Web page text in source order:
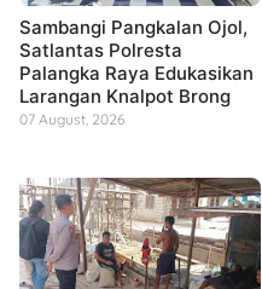
Sambangi Pangkalan Ojol,
Satlantas Polresta
Palangka Raya Edukasikan
Larangan Knalpot Brong
07 August, 2026